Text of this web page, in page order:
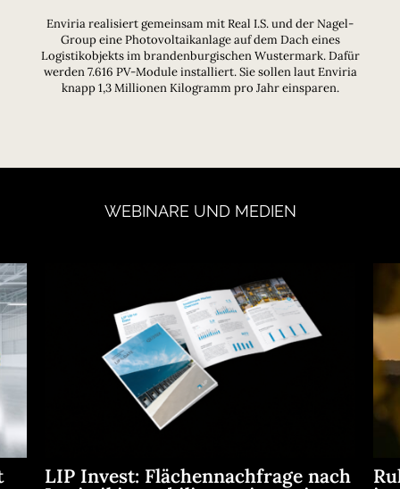
Enviria realisiert gemeinsam mit Real I.S. und der Nagel-
Group eine Photovoltaikanlage auf dem Dach eines
Logistikobjekts im brandenburgischen Wustermark. Dafür
werden 7.616 PV-Module installiert. Sie sollen laut Enviria
knapp 1,3 Millionen Kilogramm pro Jahr einsparen.
WEBINARE UND MEDIEN
LIP Invest: Flächennachfrage nach